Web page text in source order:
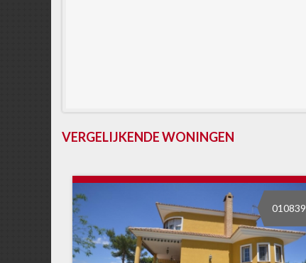
VERGELIJKENDE WONINGEN
010839